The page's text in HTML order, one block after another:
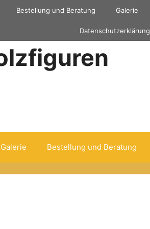
Bestellung und Beratung Galerie
Datenschutzerklärung
Galerie Bestellung und Beratung